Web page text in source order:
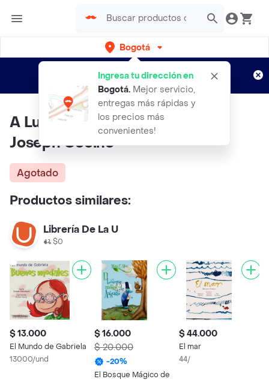
Bogotá
Ingresa tu dirección en
Bogotá. Mejor servicio,
entregas más rápidas y
los precios más
convenientes!
envíos gratis por semanas
Aplican TyC
A Luna le Encanta el Museo -
Joseph Coelho
Agotado
Productos similares:
Librería De La U
$0
$ 13.000
El Mundo de Gabriela
13000/und
$ 16.000
$ 20.000
-20%
El Bosque Mágico de
$ 44.000
El mar
44/